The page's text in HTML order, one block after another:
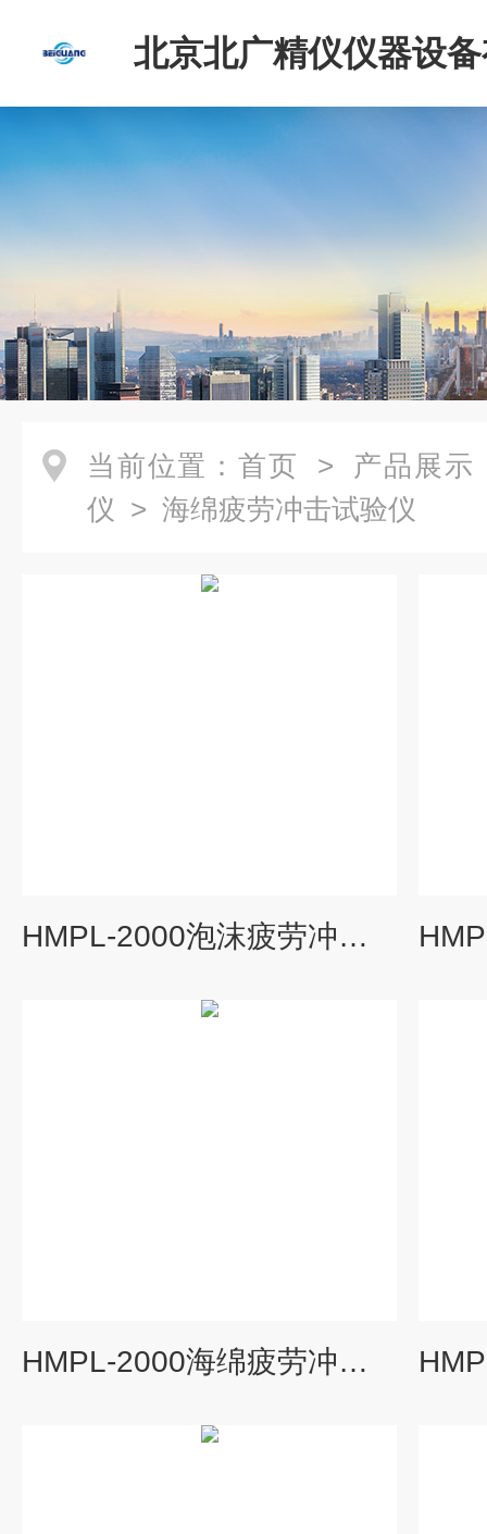
北京北广精仪仪器设
司
当前位置： 首页 > 产品展示
仪 > 海绵疲劳冲击试验仪
HMPL-2000泡沫疲劳冲击测试仪
HMPL-2000海绵疲劳冲击测定仪